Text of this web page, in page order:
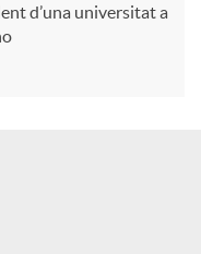
d’una universitat a